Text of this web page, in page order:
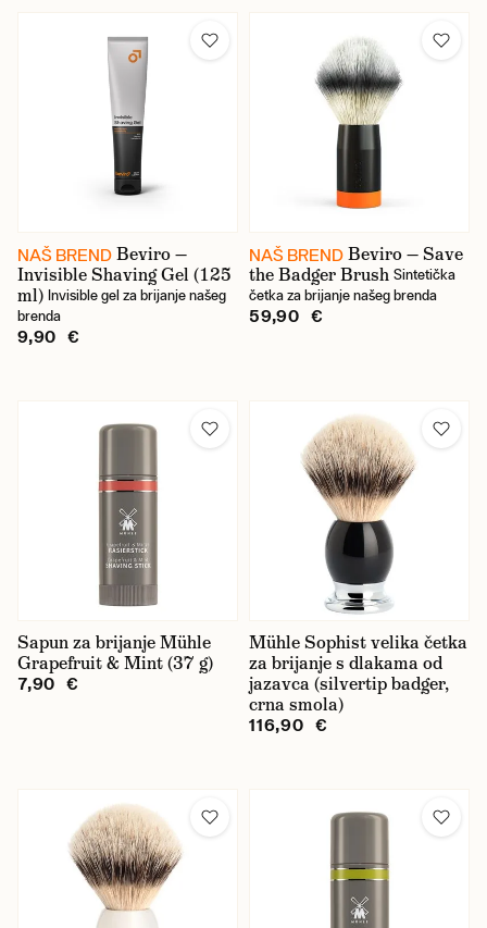
Anthony
Astra
Baxter of California
Bullfrog
Captain Fawcett
Castle Forbes
Geo. F. Trumper
Gilette
Hanz de Fuko
Morgan's
Personna Platinum
Recipe for Men
Taylor of Old Bond Street
NAŠ BREND Beviro —
Invisible Shaving Gel (125
ml) Invisible gel za brijanje našeg
brenda
9,90 €
NAŠ BREND Beviro — Save
the Badger Brush Sintetička
četka za brijanje našeg brenda
59,90 €
Sapun za brijanje Mühle
Grapefruit & Mint (37 g)
7,90 €
Mühle Sophist velika četka
za brijanje s dlakama od
jazavca (silvertip badger,
crna smola)
116,90 €